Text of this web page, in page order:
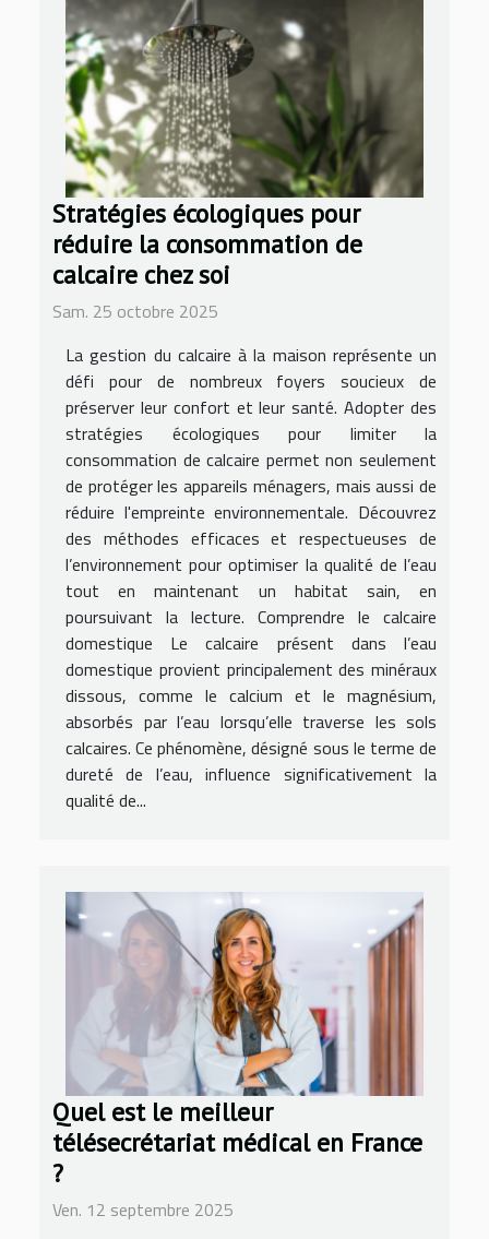
Stratégies écologiques pour
réduire la consommation de
calcaire chez soi
Sam. 25 octobre 2025
La gestion du calcaire à la maison représente un
défi pour de nombreux foyers soucieux de
préserver leur confort et leur santé. Adopter des
stratégies écologiques pour limiter la
consommation de calcaire permet non seulement
de protéger les appareils ménagers, mais aussi de
réduire l'empreinte environnementale. Découvrez
des méthodes efficaces et respectueuses de
l’environnement pour optimiser la qualité de l’eau
tout en maintenant un habitat sain, en
poursuivant la lecture. Comprendre le calcaire
domestique Le calcaire présent dans l’eau
domestique provient principalement des minéraux
dissous, comme le calcium et le magnésium,
absorbés par l’eau lorsqu’elle traverse les sols
calcaires. Ce phénomène, désigné sous le terme de
dureté de l’eau, influence significativement la
qualité de...
Quel est le meilleur
télésecrétariat médical en France
?
Ven. 12 septembre 2025